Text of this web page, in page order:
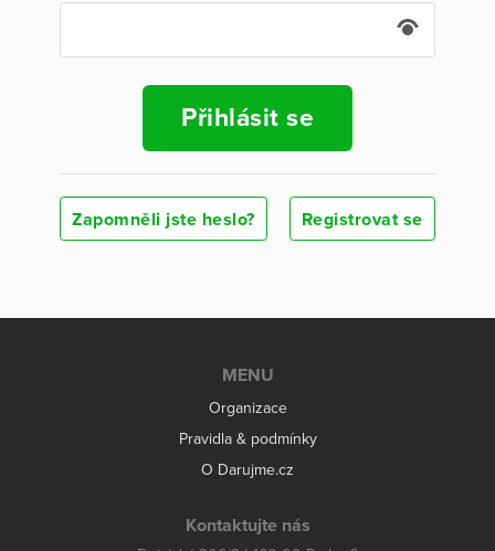
Přihlásit se
Zapomněli jste heslo? Registrovat se
MENU
Organizace
Pravidla & podmínky
O Darujme.cz
Kontaktujte nás